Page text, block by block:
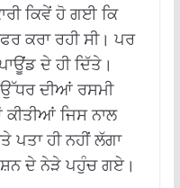
ਕਿਵੇਂ ਹੋ ਗਈ ਕਿ
ਕਰਾ ਰਹੀ ਸੀ। ਪਰ
ਦੇ ਹੀ ਦਿੱਤੇ।
ਦੀਆਂ ਰਸਮੀ
ਜਿਸ ਨਾਲ
ਹੀ ਨਹੀਂ ਲੱਗਾ
ਦੇ ਨੇੜੇ ਪਹੁੰਚ ਗਏ।